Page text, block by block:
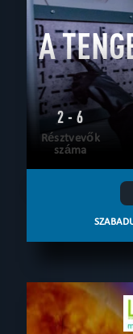
A
2 - 6
Résztvevők
száma